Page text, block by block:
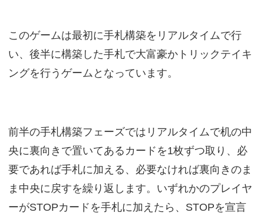
このゲームは最初に手札構築をリアルタイムで行
い、後半に構築した手札で大富豪かトリックテイキ
ングを行うゲームとなっています。
前半の手札構築フェーズではリアルタイムで机の中
央に裏向きで置いてあるカードを1枚ずつ取り、必
要であれば手札に加える、必要なければ裏向きのま
ま中央に戻すを繰り返します。いずれかのプレイヤ
ーがSTOPカードを手札に加えたら、STOPを宣言